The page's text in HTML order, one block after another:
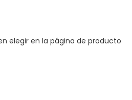
elegir en la página de producto